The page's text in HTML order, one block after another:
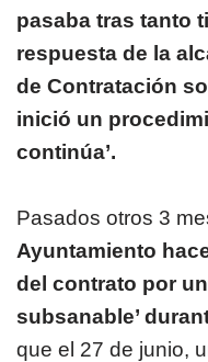
pasaba tras tanto
respuesta de la
de Contratación
inició un
continúa’.
Pasados otros 3
Ayuntamiento
del contrato por
subsanable’
que el 27 de junio,